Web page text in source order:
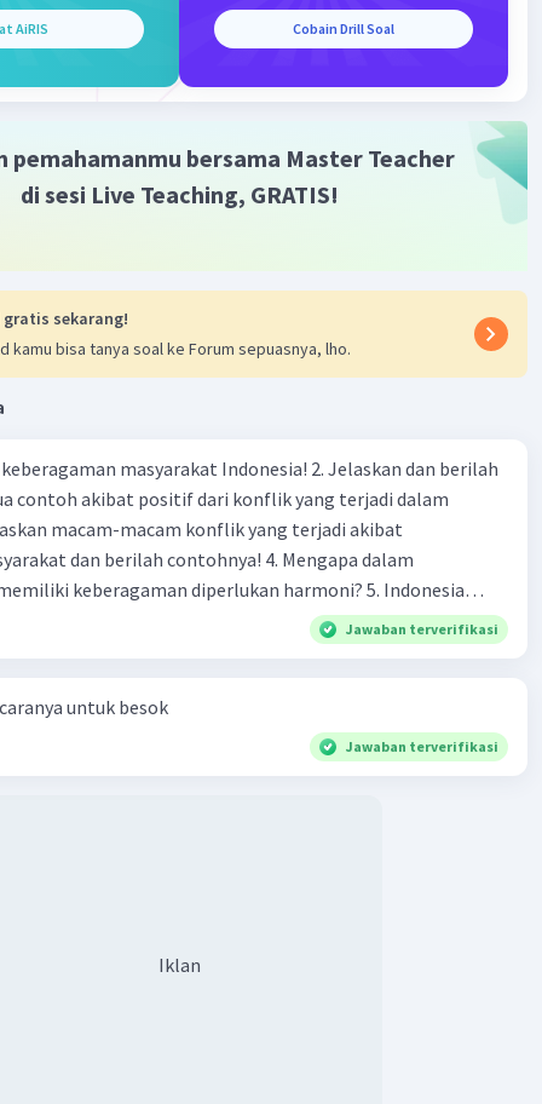
·0.0(0) Balas
AiRIS Cobain Drill Soal
pemahamanmu bersama Master Teacher
di sesi Live Teaching, GRATIS!
gratis sekarang!
kamu bisa tanya soal ke Forum sepuasnya, lho.
masyarakat Indonesia! 2. Jelaskan dan berilah
contoh akibat positif dari konflik yang terjadi dalam
dan berilah contohnya! 4. Mengapa dalam
keberagaman diperlukan harmoni? 5. Indonesia
yang kaya akan keberagaman baik dilihat dari agama, suku,
Berdasarkan pernyataan tersebut, apa yang dapat
Jawaban terverifikasi
untuk besok
Jawaban terverifikasi
Iklan